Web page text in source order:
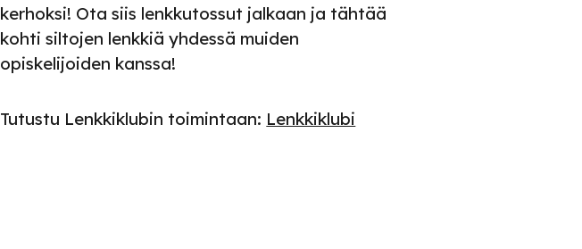
kerhoksi! Ota siis lenkkutossut jalkaan ja tähtää
kohti siltojen lenkkiä yhdessä muiden
opiskelijoiden kanssa!
Tutustu Lenkkiklubin toimintaan: Lenkkiklubi